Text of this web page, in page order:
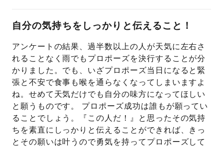
自分の気持ちをしっかりと伝えること！
アンケートの結果、過半数以上の人が天気に左右さ
れることなく雨でもプロポーズを決行することが分
かりました。でも、いざプロポーズ当日になると緊
張と不安で食事も喉を通らなくなってしまいますよ
ね。せめて天気だけでも自分の味方になってほしい
と願うものです。 プロポーズ成功は誰もが願ってい
ることでしょう。『この人だ！』と思ったその気持
ちを素直にしっかりと伝えることができれば、きっ
とその願いは叶うので勇気を持ってプロポーズして